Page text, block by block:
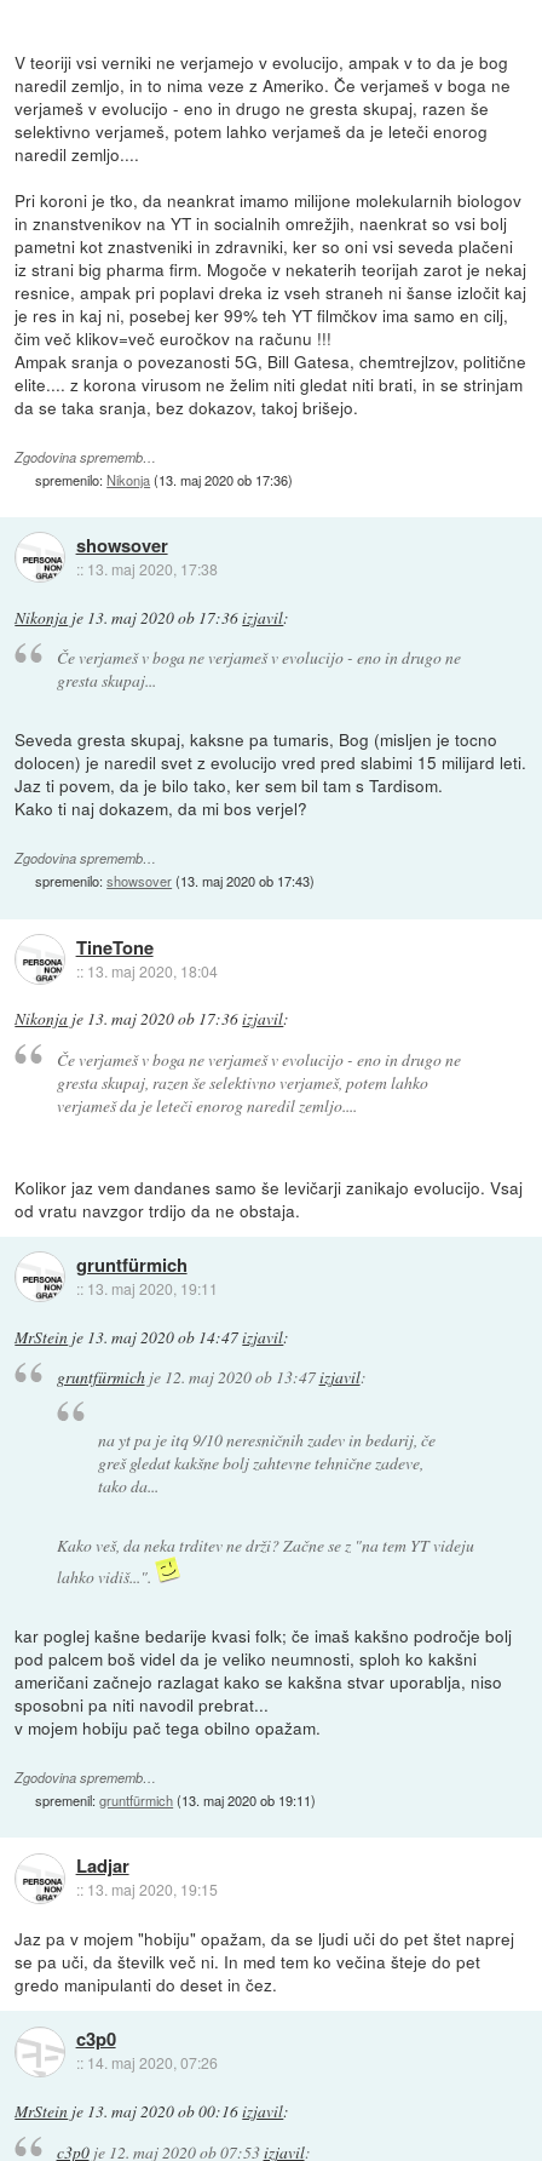
V teoriji vsi verniki ne verjamejo v evolucijo, ampak v to da je bog
naredil zemljo, in to nima veze z Ameriko. Če verjameš v boga ne
verjameš v evolucijo - eno in drugo ne gresta skupaj, razen še
selektivno verjameš, potem lahko verjameš da je leteči enorog
naredil zemljo....
Pri koroni je tko, da neankrat imamo milijone molekularnih biologov
in znanstvenikov na YT in socialnih omrežjih, naenkrat so vsi bolj
pametni kot znastveniki in zdravniki, ker so oni vsi seveda plačeni
iz strani big pharma firm. Mogoče v nekaterih teorijah zarot je nekaj
resnice, ampak pri poplavi dreka iz vseh straneh ni šanse izločit kaj
je res in kaj ni, posebej ker 99% teh YT filmčkov ima samo en cilj,
čim več klikov=več euročkov na računu !!!
Ampak sranja o povezanosti 5G, Bill Gatesa, chemtrejlzov, politične
elite.... z korona virusom ne želim niti gledat niti brati, in se strinjam
da se taka sranja, bez dokazov, takoj brišejo.
Zgodovina sprememb…
spremenilo:Nikonja(13. maj 2020 ob 17:36)
showsover
:: 13. maj 2020, 17:38
Nikonja je 13. maj 2020 ob 17:36izjavil:
Če verjameš v boga ne verjameš v evolucijo - eno in drugo ne
gresta skupaj...
Seveda gresta skupaj, kaksne pa tumaris, Bog (misljen je tocno
dolocen) je naredil svet z evolucijo vred pred slabimi 15 milijard leti.
Jaz ti povem, da je bilo tako, ker sem bil tam s Tardisom.
Kako ti naj dokazem, da mi bos verjel?
Zgodovina sprememb…
spremenilo:showsover(13. maj 2020 ob 17:43)
TineTone
:: 13. maj 2020, 18:04
Nikonja je 13. maj 2020 ob 17:36izjavil:
Če verjameš v boga ne verjameš v evolucijo - eno in drugo ne
gresta skupaj, razen še selektivno verjameš, potem lahko
verjameš da je leteči enorog naredil zemljo....
Kolikor jaz vem dandanes samo še levičarji zanikajo evolucijo. Vsaj
od vratu navzgor trdijo da ne obstaja.
gruntfürmich
:: 13. maj 2020, 19:11
MrStein je 13. maj 2020 ob 14:47izjavil:
gruntfürmichje 12. maj 2020 ob 13:47izjavil:
na yt pa je itq 9/10 neresničnih zadev in bedarij, če
greš gledat kakšne bolj zahtevne tehnične zadeve,
tako da...
Kako veš, da neka trditev ne drži? Začne se z "na tem YT videju
lahko vidiš...".
kar poglej kašne bedarije kvasi folk; če imaš kakšno področje bolj
pod palcem boš videl da je veliko neumnosti, sploh ko kakšni
američani začnejo razlagat kako se kakšna stvar uporablja, niso
sposobni pa niti navodil prebrat...
v mojem hobiju pač tega obilno opažam.
Zgodovina sprememb…
spremenil:gruntfürmich(13. maj 2020 ob 19:11)
Ladjar
:: 13. maj 2020, 19:15
Jaz pa v mojem "hobiju" opažam, da se ljudi uči do pet štet naprej
se pa uči, da številk več ni. In med tem ko večina šteje do pet
gredo manipulanti do deset in čez.
c3p0
:: 14. maj 2020, 07:26
MrStein je 13. maj 2020 ob 00:16izjavil:
c3p0je 12. maj 2020 ob 07:53izjavil: